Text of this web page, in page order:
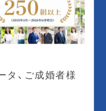
、ご成婚者様